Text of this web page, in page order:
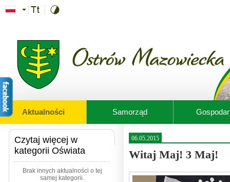
Przejdź do treści
Aktualności Samorząd
Czytaj więcej w
kategorii Oświata
Brak innych aktualności o tej
samej kategorii.
06.05.2015
Witaj Maj! 3 Maj!